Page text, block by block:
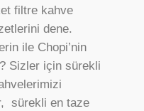
filtre kahve
dene.
ile Chopi’nin
Sizler için sürekli
sürekli en taze